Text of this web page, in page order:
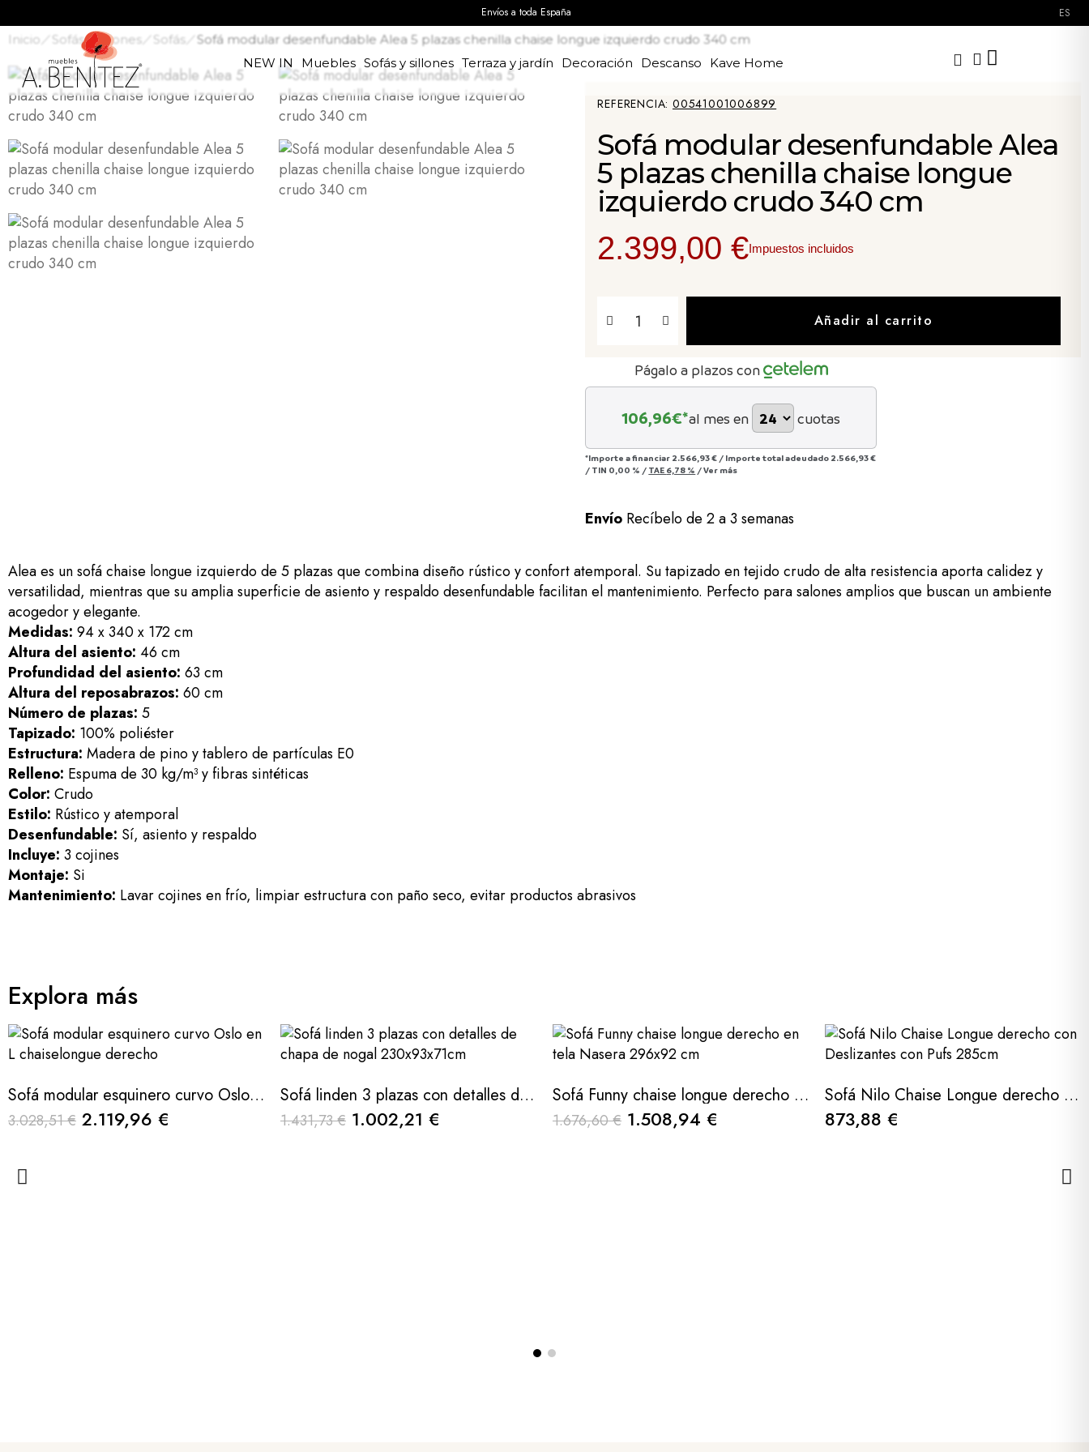
Envíos a toda España ES
NEW IN Muebles Sofás y sillones Terraza y jardín Decoración Descanso Kave Home
Inicio Sofás y sillones Sofás Sofá modular desenfundable Alea 5 plazas chenilla chaise longue izquierdo crudo 340 cm
REFERENCIA 00541001006899
Sofá modular desenfundable Alea
5 plazas chenilla chaise longue
izquierdo crudo 340 cm
2.399,00 €Impuestos incluidos
Añadir al carrito
Págalo a plazos con
106,96€*al mes en cuotas
*Importe a financiar 2.566,93 € / Importe total adeudado 2.566,93 €
/ TIN 0,00 % / TAE 6,78 % /Ver más
Envío Recíbelo de 2 a 3 semanas
Alea es un sofá chaise longue izquierdo de 5 plazas que combina diseño rústico y confort atemporal. Su tapizado en tejido crudo de alta resistencia aporta calidez y
versatilidad, mientras que su amplia superficie de asiento y respaldo desenfundable facilitan el mantenimiento. Perfecto para salones amplios que buscan un ambiente
acogedor y elegante.
Medidas: 94 x 340 x 172 cm
Altura del asiento: 46 cm
Profundidad del asiento: 63 cm
Altura del reposabrazos: 60 cm
Número de plazas: 5
Tapizado: 100% poliéster
Estructura: Madera de pino y tablero de partículas E0
Relleno: Espuma de 30 kg/m³ y fibras sintéticas
Color: Crudo
Estilo: Rústico y atemporal
Desenfundable: Sí, asiento y respaldo
Incluye: 3 cojines
Montaje: Si
Mantenimiento: Lavar cojines en frío, limpiar estructura con paño seco, evitar productos abrasivos
Explora más
Sofá modular esquinero curvo Oslo en L chaiselongue derecho
3.028,51 € 2.119,96 €
Sofá linden 3 plazas con detalles de chapa de nogal 230x93x71cm
1.431,73 € 1.002,21 €
Sofá Funny chaise longue derecho en tela Nasera 296x92 cm
1.676,60 € 1.508,94 €
Sofá Nilo Chaise Longue derecho con Deslizantes con Pufs 285cm
873,88 €